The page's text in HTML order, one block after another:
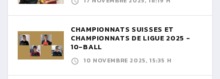
CHAMPIONNATS SUISSES ET
CHAMPIONNATS DE LIGUE 2025 -
10-BALL
10 NOVEMBRE 2025, 15:35 H